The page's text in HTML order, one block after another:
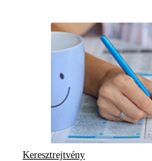
Keresztrejtvény